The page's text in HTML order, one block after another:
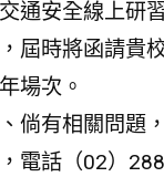
通安全線上研
屆時將函請貴
場次。
倘有相關問題
電話（02）